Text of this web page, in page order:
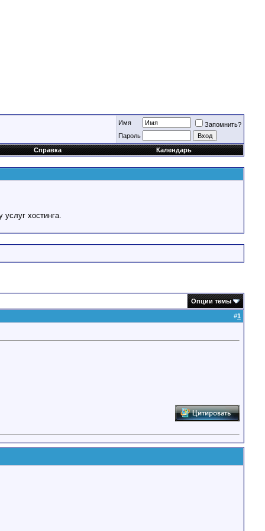
Имя
Запомнить?
Пароль
Справка
Календарь
хостинга.
Опции темы
#1